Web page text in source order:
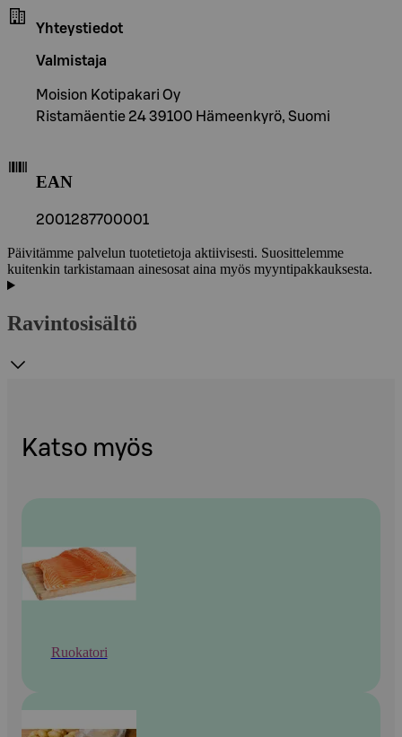
Yhteystiedot
Valmistaja
Moision Kotipakari Oy
Ristamäentie 24 39100 Hämeenkyrö, Suomi
EAN
2001287700001
Päivitämme palvelun tuotetietoja aktiivisesti. Suosittelemme
kuitenkin tarkistamaan ainesosat aina myös myyntipakkauksesta.
Ravintosisältö
Katso myös
Ruokatori